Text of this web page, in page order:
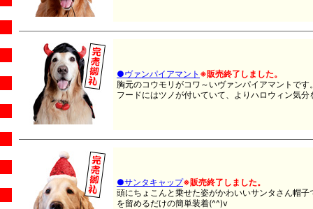
●ヴァンパイアマント ※販売終了しました。
胸元のコウモリがコワ～いヴァンパイアマントです
フードにはツノが付いていて、よりハロウィン気
●サンタキャップ※販売終了しました。
頭にちょこんと乗せた姿がかわいいサンタさん帽
を留めるだけの簡単装着(^^)v